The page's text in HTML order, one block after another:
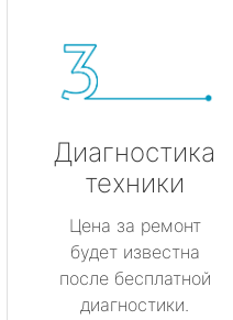
Диагностика
техники
Цена за ремонт
будет известна
после бесплатной
диагностики.